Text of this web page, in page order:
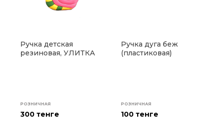
Ручка детская
резиновая, УЛИТКА
РОЗНИЧНАЯ
300 тенге
Ручка дуга беж
(пластиковая)
РОЗНИЧНАЯ
100 тенге